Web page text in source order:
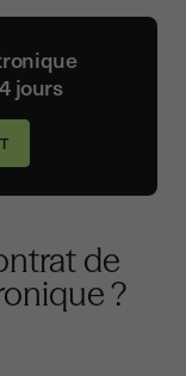
jours
de
?